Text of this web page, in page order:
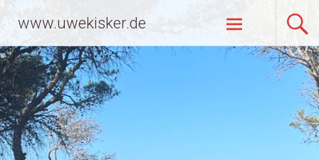
Inhalt
springen
www.uwekisker.de